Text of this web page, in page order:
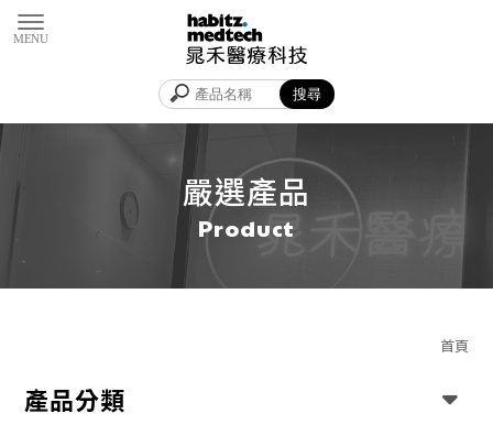
嚴選產品
首頁
產品分類